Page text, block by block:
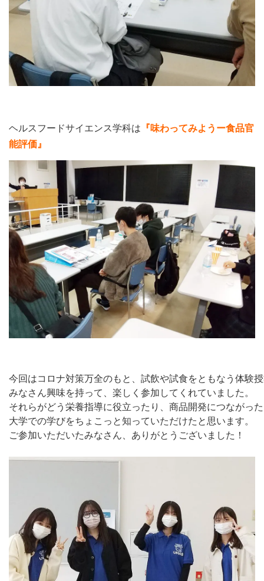
ヘルスフードサイエンス学科は 『味わってみようー食品官
能評価』
今回はコロナ対策万全のもと、試飲や試食をともなう体験
みなさん興味を持って、楽しく参加してくれていました。
それらがどう栄養指導に役立ったり、商品開発につながっ
大学での学びをちょこっと知っていただけたと思います。
ご参加いただいたみなさん、ありがとうございました！